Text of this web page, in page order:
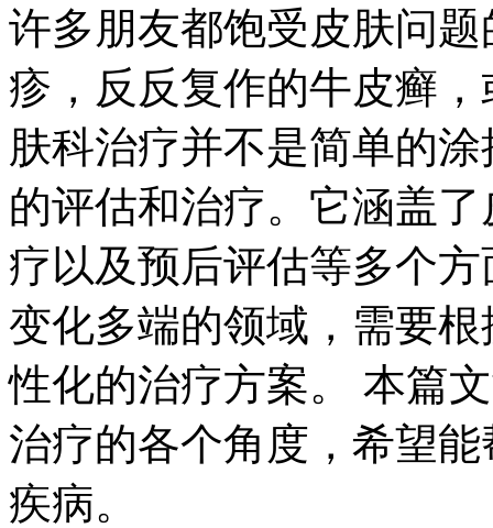
许多朋友都饱受皮肤问
疹，反反复作的牛皮癣
肤科治疗并不是简单的
的评估和治疗。它涵盖
疗以及预后评估等多个
变化多端的领域，需要
性化的治疗方案。 本篇
治疗的各个角度，希望
疾病。